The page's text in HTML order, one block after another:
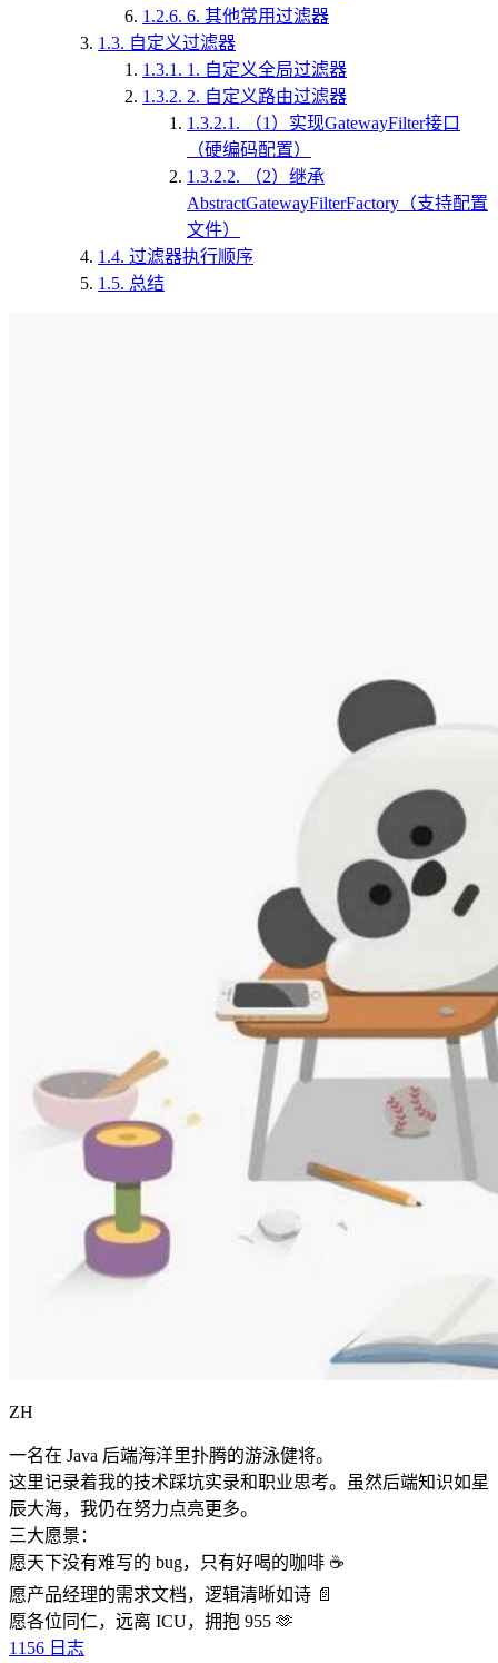
1.2.6. 6. 其他常用过滤器
1.3. 自定义过滤器
1.3.1. 1. 自定义全局过滤器
1.3.2. 2. 自定义路由过滤器
1.3.2.1.
（1）实现GatewayFilter接口
（硬编码配置）
1.3.2.2.
（2）继承
AbstractGatewayFilterFactory（支持配置
文件）
1.4. 过滤器执行顺序
1.5. 总结
ZH
一名在 Java 后端海洋里扑腾的游泳健将。
这里记录着我的技术踩坑实录和职业思考。虽然后端知识如星
辰大海，我仍在努力点亮更多。
三大愿景：
愿天下没有难写的 bug，只有好喝的咖啡 ☕️
愿产品经理的需求文档，逻辑清晰如诗 📄
愿各位同仁，远离 ICU，拥抱 955 🫶
1156 日志